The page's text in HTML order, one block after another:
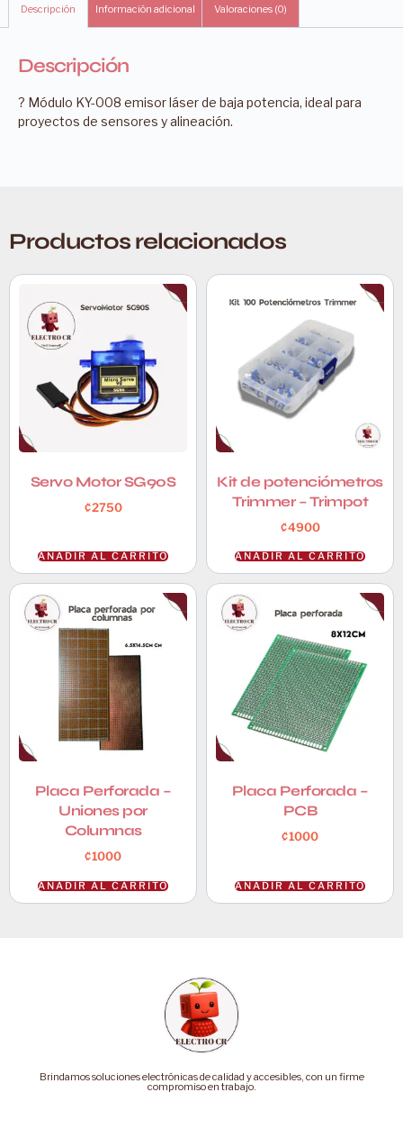
Descripción Información adicional Valoraciones (0)
Descripción
? Módulo KY-008 emisor láser de baja potencia, ideal para
proyectos de sensores y alineación.
Productos relacionados
Servo Motor SG90S
₡2750
AÑADIR AL CARRITO
Kit de potenciómetros
Trimmer – Trimpot
₡4900
AÑADIR AL CARRITO
Placa Perforada –
Uniones por
Columnas
₡1000
AÑADIR AL CARRITO
Placa Perforada –
PCB
₡1000
AÑADIR AL CARRITO
Brindamos soluciones electrónicas de calidad y accesibles, con un firme
compromiso en trabajo.